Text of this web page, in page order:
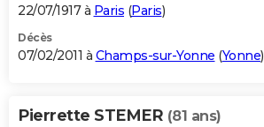
22/07/1917 à Paris (Paris)
Décès
07/02/2011 à Champs-sur-Yonne (Yonne)
Pierrette STEMER (81 ans)